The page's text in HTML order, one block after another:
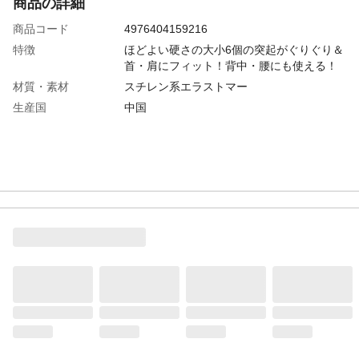
商品コード
4976404159216
特徴
ほどよい硬さの大小6個の突起がぐりぐり＆
首・肩にフィット！背中・腰にも使える！
材質・素材
スチレン系エラストマー
生産国
中国